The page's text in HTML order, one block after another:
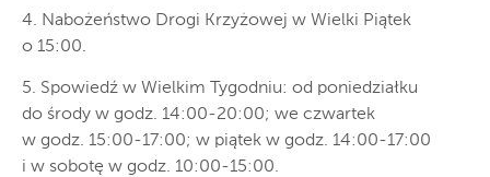
4. Nabożeństwo Drogi Krzyżowej w Wielki Piątek
o 15:00.
5. Spowiedź w Wielkim Tygodniu: od poniedziałku
do środy w godz. 14:00-20:00; we czwartek
w godz. 15:00-17:00; w piątek w godz. 14:00-17:00
i w sobotę w godz. 10:00-15:00.